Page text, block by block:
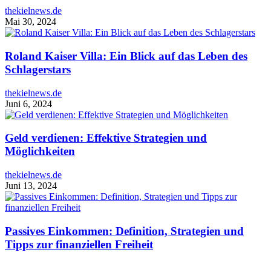
thekielnews.de
Mai 30, 2024
Roland Kaiser Villa: Ein Blick auf das Leben des
Schlagerstars
thekielnews.de
Juni 6, 2024
Geld verdienen: Effektive Strategien und
Möglichkeiten
thekielnews.de
Juni 13, 2024
Passives Einkommen: Definition, Strategien und
Tipps zur finanziellen Freiheit